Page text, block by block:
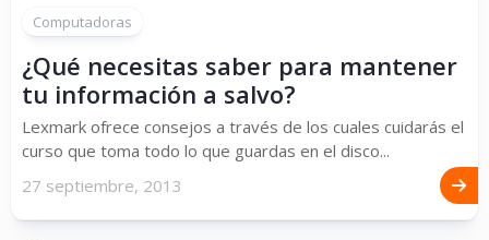
Computadoras
¿Qué necesitas saber para mantener
tu información a salvo?
Lexmark ofrece consejos a través de los cuales cuidarás el
curso que toma todo lo que guardas en el disco...
27 septiembre, 2013